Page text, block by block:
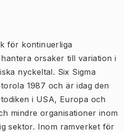
för kontinuerliga
orsaker till variation i
nyckeltal. Six Sigma
1987 och är idag den
i USA, Europa och
mindre organisationer inom
sektor. Inom ramverket för